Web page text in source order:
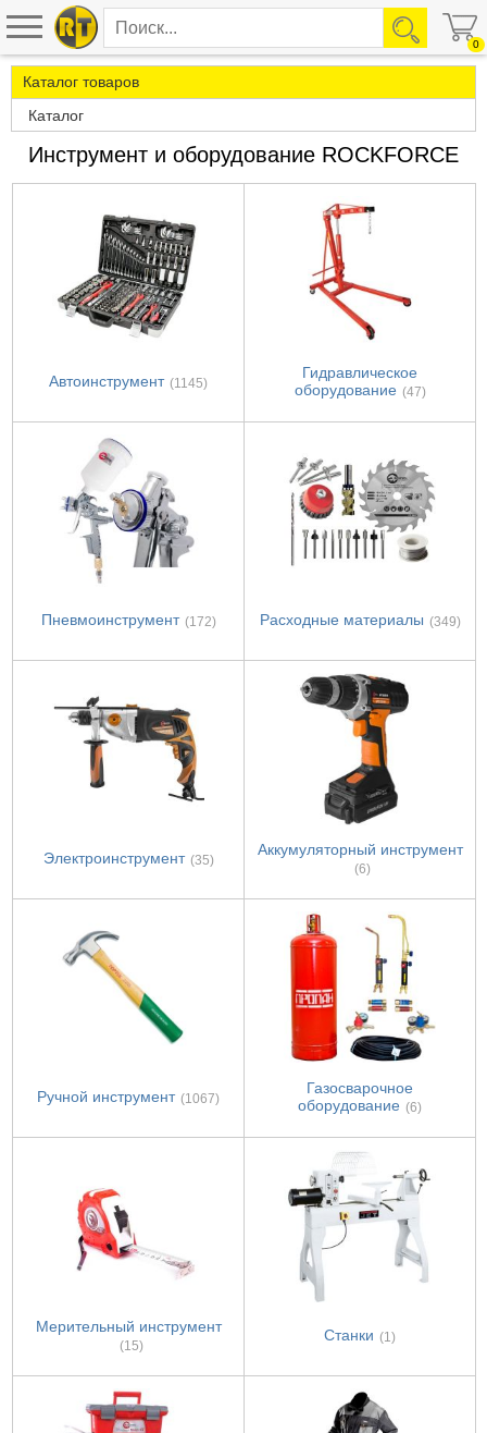
0
Каталог товаров
Каталог
Инструмент и оборудование ROCKFORCE
Автоинструмент (1145)
Гидравлическое
оборудование (47)
Пневмоинструмент (172) Расходные материалы (349)
Электроинструмент (35)
Аккумуляторный инструмент
(6)
Ручной инструмент (1067)
Газосварочное
оборудование (6)
Мерительный инструмент
(15)
Станки (1)